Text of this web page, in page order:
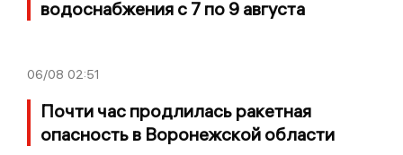
водоснабжения с 7 по 9 августа
06/08 02:51
Почти час продлилась ракетная
опасность в Воронежской области